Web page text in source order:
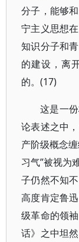
分子，能够
宁主义思想
知识分子和
的建设，离
的。(17)
这是一
论表述之中
产阶级概念
习气”被视为
子仍然不知
高度肯定鲁
级革命的领
话》之中坦